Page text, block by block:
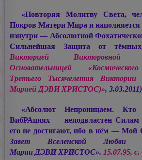
«Повторяя Молитву Света,
Покров Матери Мира и
изнутри — Абсолютной
Сильнейшая Защита от
Викторией Викторовной
Основательницей
Третьего Тысячелетия Виктории
Марией ДЭВИ ХРИСТОС)»,
«Абсолют Непроницаем.
ВибРАциях — неподвластен
его не достигают, ибо в нём — Мой
Завет Вселенской
Марии ДЭВИ ХРИСТОС». 15.07.95, с.